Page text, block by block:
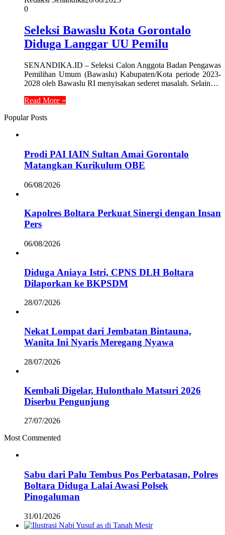
0
Seleksi Bawaslu Kota Gorontalo
Diduga Langgar UU Pemilu
SENANDIKA.ID – Seleksi Calon Anggota Badan Pengawas
Pemilihan Umum (Bawaslu) Kabupaten/Kota periode 2023-
2028 oleh Bawaslu RI menyisakan sederet masalah. Selain…
Read More »
Popular Posts
Prodi PAI IAIN Sultan Amai Gorontalo
Matangkan Kurikulum OBE
06/08/2026
Kapolres Boltara Perkuat Sinergi dengan Insan
Pers
06/08/2026
Diduga Aniaya Istri, CPNS DLH Boltara
Dilaporkan ke BKPSDM
28/07/2026
Nekat Lompat dari Jembatan Bintauna,
Wanita Ini Nyaris Meregang Nyawa
28/07/2026
Kembali Digelar, Hulonthalo Matsuri 2026
Diserbu Pengunjung
27/07/2026
Most Commented
Sabu dari Palu Tembus Pos Perbatasan, Polres
Boltara Diduga Lalai Awasi Polsek
Pinogaluman
31/01/2026